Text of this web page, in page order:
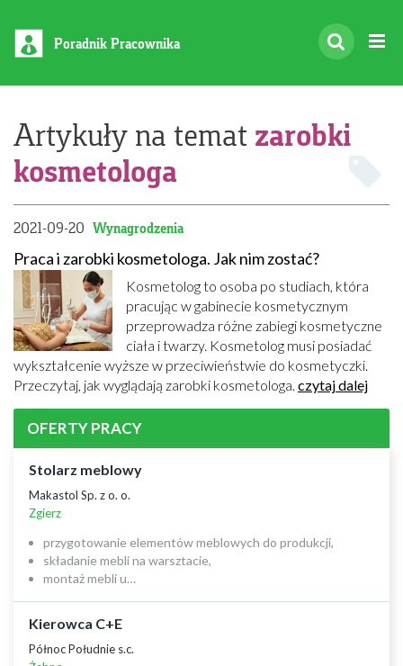
Poradnik Pracownika
Artykuły na temat zarobki
kosmetologa
2021-09-20 Wynagrodzenia
Praca i zarobki kosmetologa. Jak nim zostać?
Kosmetolog to osoba po studiach, która
pracując w gabinecie kosmetycznym
przeprowadza różne zabiegi kosmetyczne
ciała i twarzy. Kosmetolog musi posiadać
wykształcenie wyższe w przeciwieństwie do kosmetyczki.
Przeczytaj, jak wyglądają zarobki kosmetologa. czytaj dalej
OFERTY PRACY
Stolarz meblowy
Makastol Sp. z o. o.
Zgierz
przygotowanie elementów meblowych do produkcji,
składanie mebli na warsztacie,
montaż mebli u…
Kierowca C+E
Północ Południe s.c.